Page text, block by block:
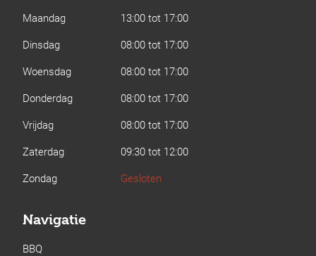
Maandag
13:00 tot 17:00
Dinsdag
08:00 tot 17:00
Woensdag
08:00 tot 17:00
Donderdag
08:00 tot 17:00
Vrijdag
08:00 tot 17:00
Zaterdag
09:30 tot 12:00
Zondag
Gesloten
Navigatie
BBQ